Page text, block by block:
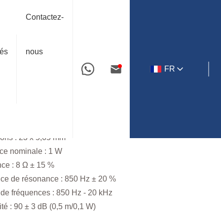
Contactez-
nous
FR
Haut-parleur en micro-mylar de 23 mm YD23-8
parleur en micro-mylar de
: 23 x 5,65 mm
nominale : 1 W
: 8 Ω ± 15 %
de résonance : 850 Hz ± 20 %
fréquences : 850 Hz - 20 kHz
: 90 ± 3 dB (0,5 m/0,1 W)